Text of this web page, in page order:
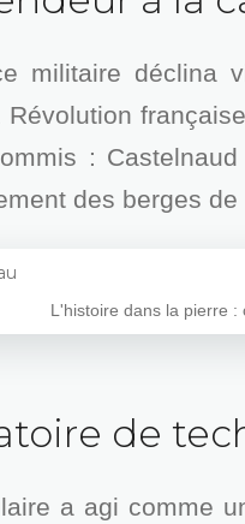
militaire déclina
:
des berges
L'histoire dans la pierre :
de
a agi comme